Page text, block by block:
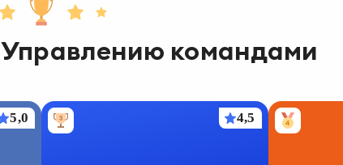
Управлению командами
5,0 4,5